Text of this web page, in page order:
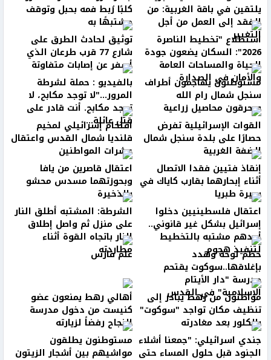
يلتقين في باقة الغربية: من
الفقد إلى العمل من أجل
التغيير
كلبًا رُبط فمه بحبل وتوقف
مشتبهًا به
استطلاع "تخطيط الناصرة
2026": السكان يضعون جودة
الحياة والمساحات العامة
والأمان في الصدارة
توثيق لحادث الطرق على
شارع 77 قرب طرعان الذي
أسفر عن إصابات متفاوتة
مستوطنون يهاجمون أطراف
سنجل شمال رام الله
ويحرقون محاصيل زراعية
بالفيديو : حملة لشرطة
المرور..."لا توجد مكابح، لا
توجد مكابح. أنت قادر على
قتل عائلة... القوات الإسرائيلية تفرض
حصارًا على بلدة سنجل شمال
الضفة الغربية
اقتحام إسرائيلي لمخيم
قلنديا شمال القدس واعتقال
عشرات المواطنين
إنقاذ فتيين فقدا الاتصال
أثناء إبحارهما بقارب كاياك في
بحيرة طبريا
اعتقال قاصرين من يافا
وبحوزتهما مسدس محشو
بالذخيرة
اعتقال فلسطينيين دخلوا
إسرائيل بشكل غير قانوني..
أحدهم مشتبه بالتخطيط
لتنفيذ هجوم
الشرطة: المشتبه أطلق النار
على منزل ثم واصل إطلاق
النار باتجاه القوة أثناء
مطاردته حطّم لوحة وهدد
بإغلاقها..سوكوت يقتحم
مدرسة "دار الأيتام
الإسلامية" في القدس
علم فارس
مواطنون من رهط يبادر إلى
تنظيف مكان تواجد "سوكوت"
بالكلور بعد مغادرته
أهالي رهط يمنعون عضو
كنيست من دخول مدرسة
النجاح رفضاً لزيارته
جندي اسرائيلي: "جمعنا أشلاء
الجنود قبل حلول المساء حتى
مستوطنون يطلقون
مواشيهم بين أشجار الزيتون